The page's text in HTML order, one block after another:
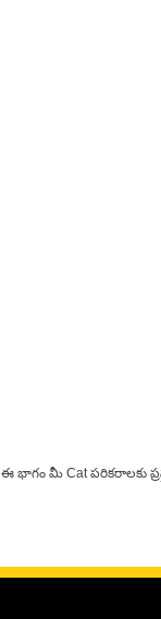
మీ Cat పరికరాలకు